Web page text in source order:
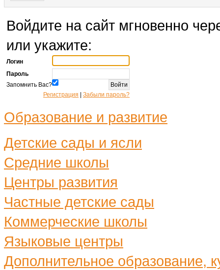
Войдите на сайт мгновенно
или укажите:
Логин
Пароль
Запомнить Вас?
Регистрация
Забыли пароль?
Образование и развитие
Детские сады и ясли
Средние школы
Центры развития
Частные детские сады
Коммерческие школы
Языковые центры
Дополнительное образование,